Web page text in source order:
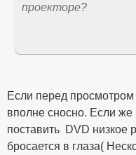
проекторе?
Если перед
вполне сносно. Если же
поставить DVD низкое
бросается в глаза(